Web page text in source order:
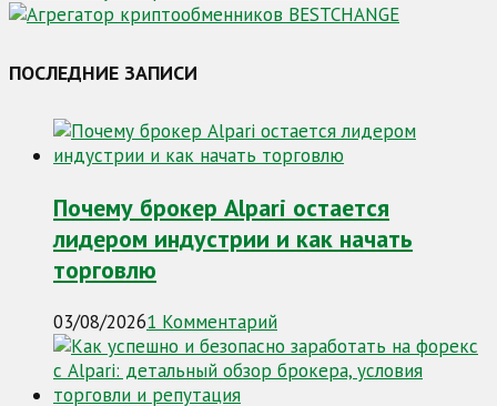
ПОСЛЕДНИЕ ЗАПИСИ
Почему брокер Alpari остается
лидером индустрии и как начать
торговлю
03/08/20261 Комментарий